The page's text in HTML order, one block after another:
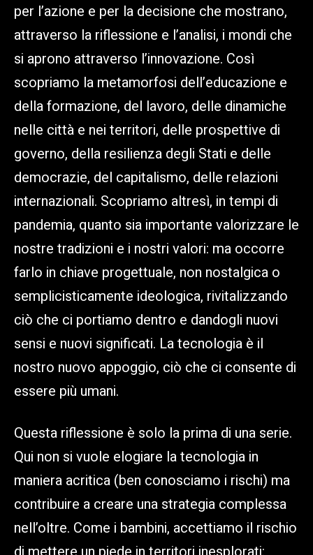
per l’azione e per la decisione che mostrano,
attraverso la riflessione e l’analisi, i mondi che
si aprono attraverso l’innovazione. Così
scopriamo la metamorfosi dell’educazione e
della formazione, del lavoro, delle dinamiche
nelle città e nei territori, delle prospettive di
governo, della resilienza degli Stati e delle
democrazie, del capitalismo, delle relazioni
internazionali. Scopriamo altresì, in tempi di
pandemia, quanto sia importante valorizzare le
nostre tradizioni e i nostri valori: ma occorre
farlo in chiave progettuale, non nostalgica o
semplicisticamente ideologica, rivitalizzando
ciò che ci portiamo dentro e dandogli nuovi
sensi e nuovi significati. La tecnologia è il
nostro nuovo appoggio, ciò che ci consente di
essere più umani.
Questa riflessione è solo la prima di una serie.
Qui non si vuole elogiare la tecnologia in
maniera acritica (ben conosciamo i rischi) ma
contribuire a creare una strategia complessa
nell’oltre. Come i bambini, accettiamo il rischio